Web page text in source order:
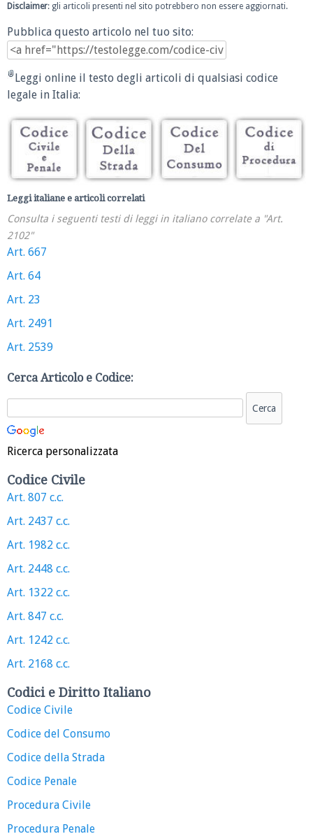
Disclaimer: gli articoli presenti nel sito potrebbero non essere aggiornati.
Pubblica questo articolo nel tuo sito:
Leggi online il testo degli articoli di qualsiasi codice
legale in Italia:
Leggi italiane e articoli correlati
Consulta i seguenti testi di leggi in italiano correlate a "Art.
2102"
Art. 667
Art. 64
Art. 23
Art. 2491
Art. 2539
Cerca Articolo e Codice:
Ricerca personalizzata
Codice Civile
Art. 807 c.c.
Art. 2437 c.c.
Art. 1982 c.c.
Art. 2448 c.c.
Art. 1322 c.c.
Art. 847 c.c.
Art. 1242 c.c.
Art. 2168 c.c.
Codici e Diritto Italiano
Codice Civile
Codice del Consumo
Codice della Strada
Codice Penale
Procedura Civile
Procedura Penale